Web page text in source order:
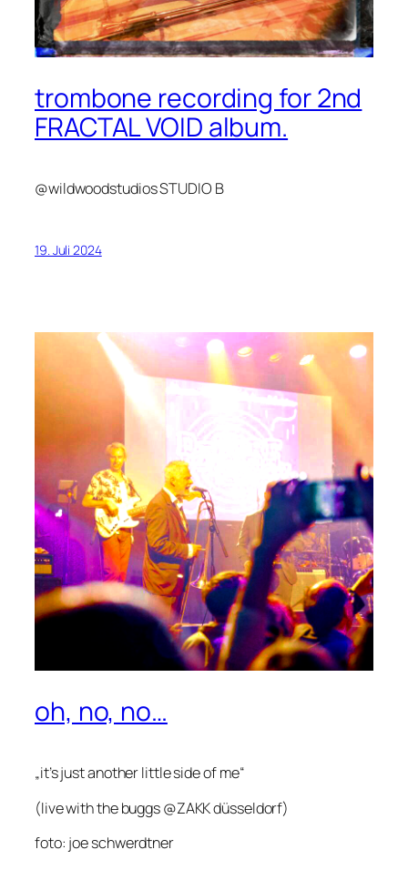
trombone recording for 2nd
FRACTAL VOID album.
@wildwoodstudios STUDIO B
19. Juli 2024
oh, no, no…
„it’s just another little side of me“
(live with the buggs @ZAKK düsseldorf)
foto: joe schwerdtner